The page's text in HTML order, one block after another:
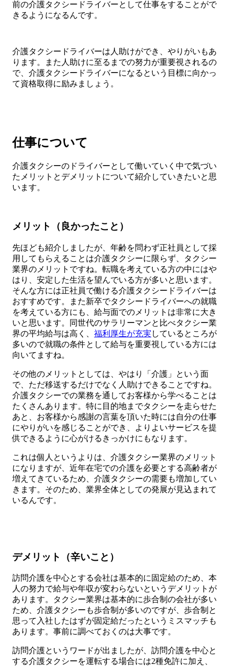
前の介護タクシードライバーとして仕事をすることがで
きるようになるんです。
介護タクシードライバーは人助けができ、やりがいもあ
ります。また人助けに至るまでの努力が重要視されるの
で、介護タクシードライバーになるという目標に向かっ
て資格取得に励みましょう。
仕事について
介護タクシーのドライバーとして働いていく中で気づい
たメリットとデメリットについて紹介していきたいと思
います。
メリット（良かったこと）
先ほども紹介しましたが、年齢を問わず正社員として採
用してもらえることは介護タクシーに限らず、タクシー
業界のメリットですね。転職を考えている方の中にはや
はり、安定した生活を望んでいる方が多いと思います。
そんな方には正社員で働ける介護タクシードライバーは
おすすめです。また新卒でタクシードライバーへの就職
を考えている方にも、給与面でのメリットは非常に大き
いと思います。同世代のサラリーマンと比べタクシー業
界の平均給与は高く、 福利厚生が充実 しているところが
多いので就職の条件として給与を重要視している方には
向いてますね。
その他のメリットとしては、やはり「介護」という面
で、ただ移送するだけでなく人助けできることですね。
介護タクシーでの業務を通してお客様から学べることは
たくさんあります。特に目的地までタクシーを走らせた
あと、お客様から感謝の言葉を頂いた時には自分の仕事
にやりがいを感じることができ、よりよいサービスを提
供できるように心がけるきっかけにもなります。
これは個人というよりは、介護タクシー業界のメリット
になりますが、近年在宅での介護を必要とする高齢者が
増えてきているため、介護タクシーの需要も増加してい
きます。そのため、業界全体としての発展が見込まれて
いるんです。
デメリット（辛いこと）
訪問介護を中心とする会社は基本的に固定給のため、本
人の努力で給与や年収が変わらないというデメリットが
あります。タクシー業界は基本的に歩合制の会社が多い
ため、介護タクシーも歩合制が多いのですが、歩合制と
思って入社したはずが固定給だったというミスマッチも
あります。事前に調べておくのは大事です。
訪問介護というワードが出ましたが、訪問介護を中心と
する介護タクシーを運転する場合には2種免許に加え、